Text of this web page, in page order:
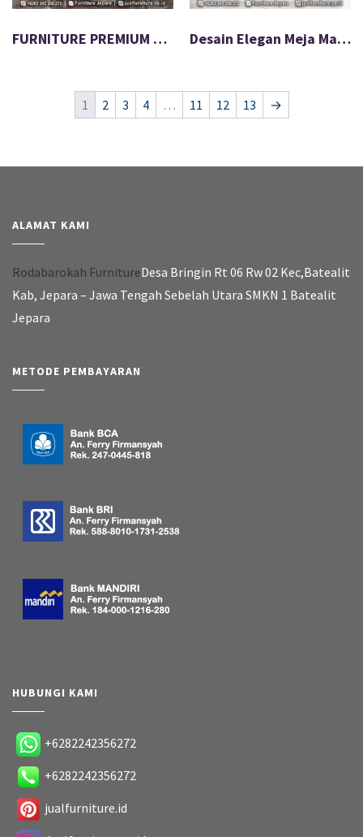
FURNITURE PREMIUM Meja Makan Mewah Full Set FS-542 Desain Elegan Meja Makan Mewah Custom FS-541
1 2 3 4 … 11 12 13 →
ALAMAT KAMI
Rodabarokah FurnitureDesa Bringin Rt 06 Rw 02 Kec,Batealit
Kab, Jepara – Jawa Tengah Sebelah Utara SMKN 1 Batealit
Jepara
METODE PEMBAYARAN
HUBUNGI KAMI
+6282242356272
+6282242356272
jualfurniture.id